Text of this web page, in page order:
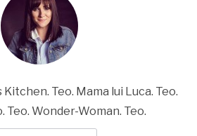
Kitchen. Teo. Mama lui Luca. Teo.
Teo. Wonder-Woman. Teo.